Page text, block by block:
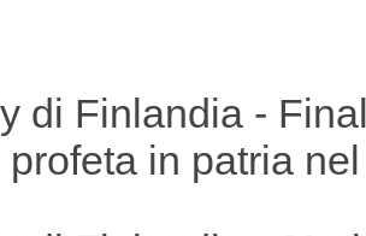
di Finlandia -
profeta in patria